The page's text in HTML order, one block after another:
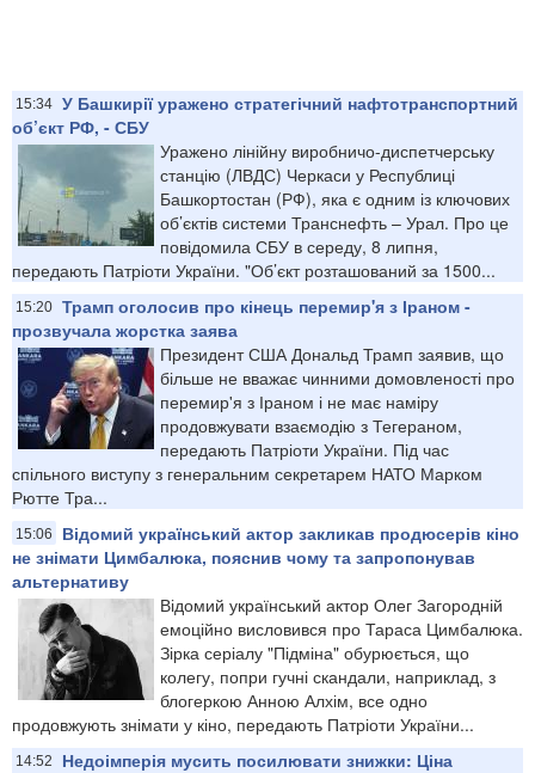
15:34 ​У Башкирії уражено стратегічний нафтотранспортний
об’єкт РФ, - СБУ
Уражено лінійну виробничо-диспетчерську
станцію (ЛВДС) Черкаси у Республиці
Башкортостан (РФ), яка є одним із ключових
об’єктів системи Транснефть – Урал. Про це
повідомила СБУ в середу, 8 липня,
передають Патріоти України. "Об’єкт розташований за 1500...
15:20 Трамп оголосив про кінець перемир'я з Іраном -
прозвучала жорстка заява
Президент США Дональд Трамп заявив, що
більше не вважає чинними домовленості про
перемир'я з Іраном і не має наміру
продовжувати взаємодію з Тегераном,
передають Патріоти України. Під час
спільного виступу з генеральним секретарем НАТО Марком
Рютте Тра...
15:06
Відомий український актор закликав продюсерів кіно
не знімати Цимбалюка, пояснив чому та запропонував
альтернативу
Відомий український актор Олег Загородній
емоційно висловився про Тараса Цимбалюка.
Зірка серіалу "Підміна" обурюється, що
колегу, попри гучні скандали, наприклад, з
блогеркою Анною Алхім, все одно
продовжують знімати у кіно, передають Патріоти України...
14:52
Недоімперія мусить посилювати знижки: Ціна